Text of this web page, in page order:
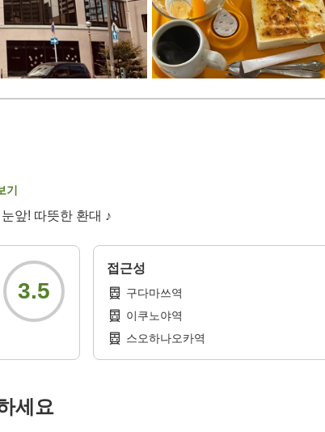
기
앞! 따뜻한 환대 ♪
3.5
접근성
구다마쓰역
이쿠노야역
스오하나오카역
세요